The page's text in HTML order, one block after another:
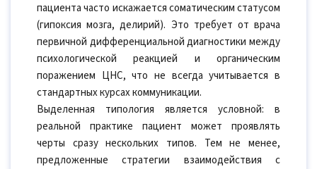
пациента часто искажается соматическим статусом
(гипоксия мозга, делирий). Это требует от врача
первичной дифференциальной диагностики между
психологической реакцией и органическим
поражением ЦНС, что не всегда учитывается в
стандартных курсах коммуникации.
Выделенная типология является условной: в
реальной практике пациент может проявлять
черты сразу нескольких типов. Тем не менее,
предложенные стратегии взаимодействия с